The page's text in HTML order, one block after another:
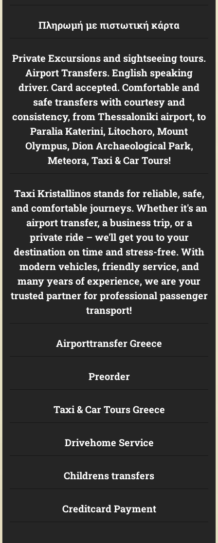
Πληρωμή με πιστωτική κάρτα
Private Excursions and sightseeing tours.
Airport Transfers. English speaking
driver. Card accepted. Comfortable and
safe transfers with courtesy and
consistency, from Thessaloniki airport, to
Paralia Katerini, Litochoro, Mount
Olympus, Dion Archaeological Park,
Meteora, Taxi & Car Tours!
Taxi Kristallinos stands for reliable, safe,
and comfortable journeys. Whether it's an
airport transfer, a business trip, or a
private ride – we'll get you to your
destination on time and stress-free. With
modern vehicles, friendly service, and
many years of experience, we are your
trusted partner for professional passenger
transport!
Airporttransfer Greece
Preorder
Taxi & Car Tours Greece
Drivehome Service
Childrens transfers
Creditcard Payment